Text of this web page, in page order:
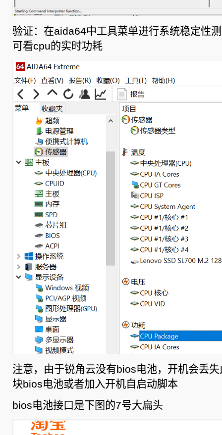
验证：在aida64中工具菜单进行系统稳定性
可看cpu的实时功耗
注意，由于锐角云没有bios电池，开机会丢
块bios电池或者加入开机自启动脚本
bios电池接口是下图的7号大扁头